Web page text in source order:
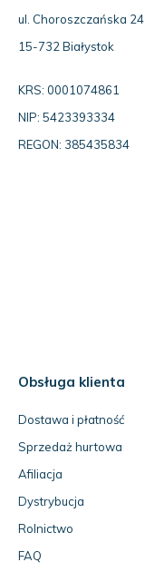
ul. Choroszczańska 24
15-732 Białystok
KRS: 0001074861
NIP: 5423393334
REGON: 385435834
Obsługa klienta
Dostawa i płatność
Sprzedaż hurtowa
Afiliacja
Dystrybucja
Rolnictwo
FAQ